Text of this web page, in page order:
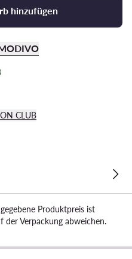
hinzufügen
CLUB
Produktpreis ist
der Verpackung abweichen.